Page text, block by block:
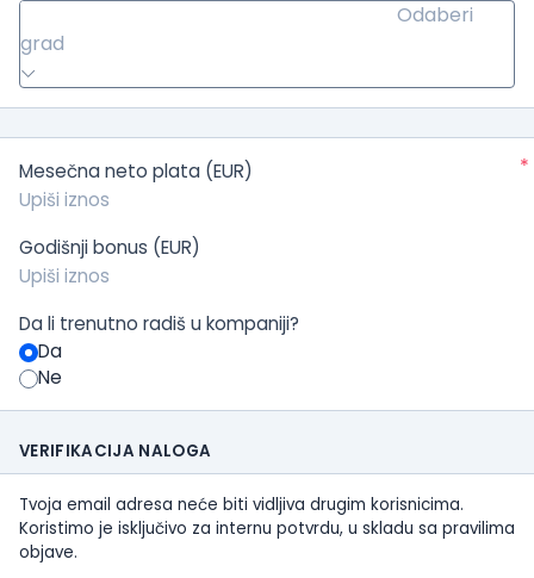
Odaberi
grad
Mesečna neto plata (EUR) *
Godišnji bonus (EUR)
Da li trenutno radiš u kompaniji?
Da
Ne
VERIFIKACIJA NALOGA
Tvoja email adresa neće biti vidljiva drugim korisnicima.
Koristimo je isključivo za internu potvrdu, u skladu sa pravilima
objave.